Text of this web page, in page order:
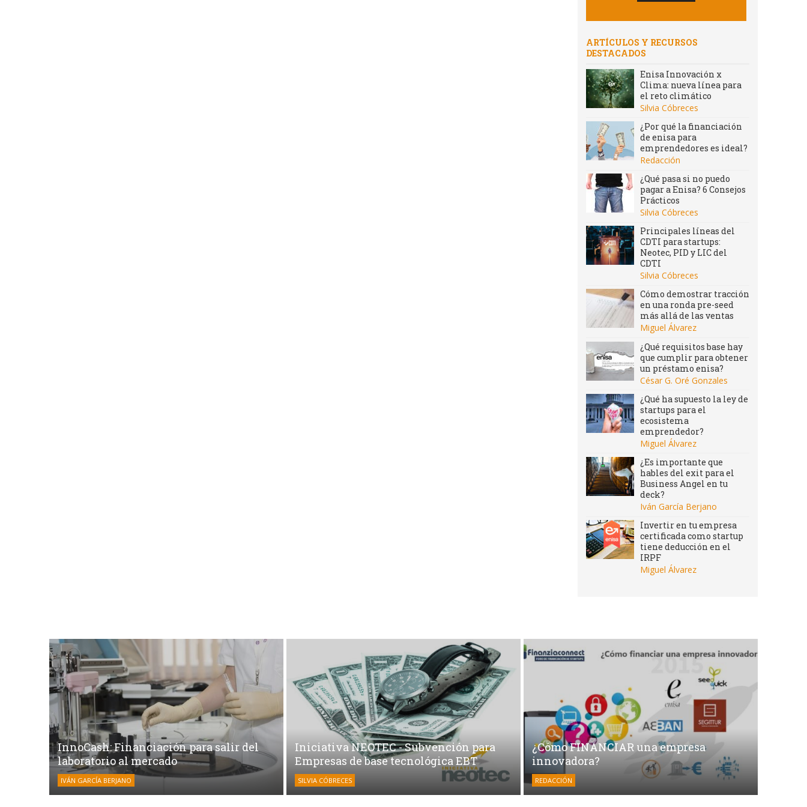
ARTÍCULOS Y RECURSOS
DESTACADOS
Enisa Innovación x
Clima: nueva línea para
el reto climático
Silvia Cóbreces
¿Por qué la financiación
de enisa para
emprendedores es ideal?
Redacción
¿Qué pasa si no puedo
pagar a Enisa? 6 Consejos
Prácticos
Silvia Cóbreces
Principales líneas del
CDTI para startups:
Neotec, PID y LIC del
CDTI
Silvia Cóbreces
Cómo demostrar tracción
en una ronda pre-seed
más allá de las ventas
Miguel Álvarez
¿Qué requisitos base hay
que cumplir para obtener
un préstamo enisa?
César G. Oré Gonzales
¿Qué ha supuesto la ley de
startups para el
ecosistema
emprendedor?
Miguel Álvarez
¿Es importante que
hables del exit para el
Business Angel en tu
deck?
Iván García Berjano
Invertir en tu empresa
certificada como startup
tiene deducción en el
IRPF
Miguel Álvarez
InnoCash: Financiación para salir del
laboratorio al mercado
IVÁN GARCÍA BERJANO
Iniciativa NEOTEC - Subvención para
Empresas de base tecnológica EBT
SILVIA CÓBRECES
¿Cómo FINANCIAR una empresa
innovadora?
REDACCIÓN